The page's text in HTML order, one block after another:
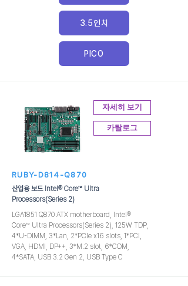
3.5인치
PICO
자세히 보기
카탈로그
RUBY-D814-Q870
산업용 보드 Intel® Core™ Ultra
Processors(Series 2)
LGA1851 Q870 ATX motherboard, Intel®
Core™ Ultra Processors(Series 2), 125W TDP,
4*U-DIMM, 3*Lan, 2*PCIe x16 slots, 1*PCI,
VGA, HDMI, DP++, 3*M.2 slot, 6*COM,
4*SATA, USB 3.2 Gen 2, USB Type C